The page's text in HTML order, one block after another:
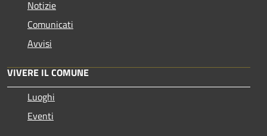
Notizie
Comunicati
Avvisi
VIVERE IL COMUNE
Luoghi
Eventi